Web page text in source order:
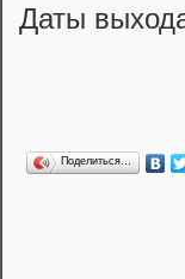
Даты
Поделиться…